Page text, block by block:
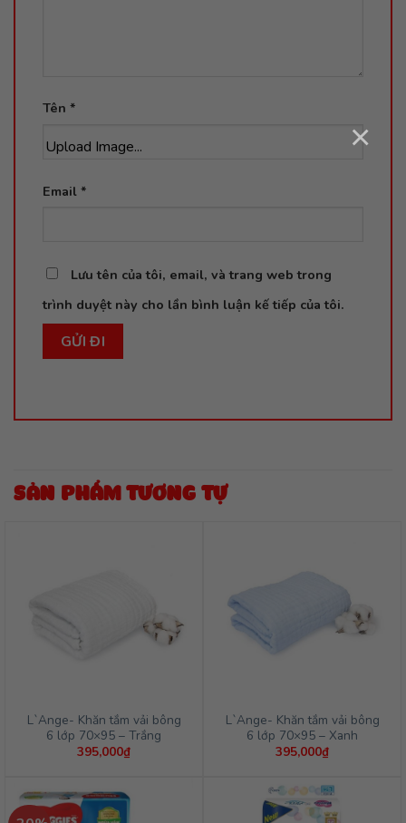
Upload Image... ×
Tên *
Email *
Lưu tên của tôi, email, và trang web trong
trình duyệt này cho lần bình luận kế tiếp của tôi.
SẢN PHẨM TƯƠNG TỰ
L`Ange- Khăn tắm vải bông
6 lớp 70×95 – Trắng
395,000₫
L`Ange- Khăn tắm vải bông
6 lớp 70×95 – Xanh
395,000₫